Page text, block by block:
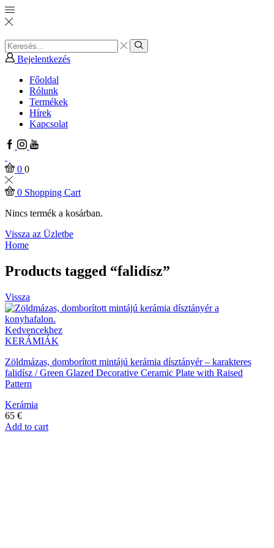
Search
input
Search
Bejelentkezés
Főoldal
Rólunk
Termékek
Hírek
Kapcsolat
Facebook
Instagram
Youtube
0 0
0 Shopping Cart
Nincs termék a kosárban.
Vissza az Üzletbe
Home
Products tagged “falidísz”
Vissza
Kedvencekhez
KERÁMIÁK
Zöldmázas, domborított mintájú kerámia dísztányér – karakteres
falidísz / Green Glazed Decorative Ceramic Plate with Raised
Pattern
Kerámia
65 €
Add to cart